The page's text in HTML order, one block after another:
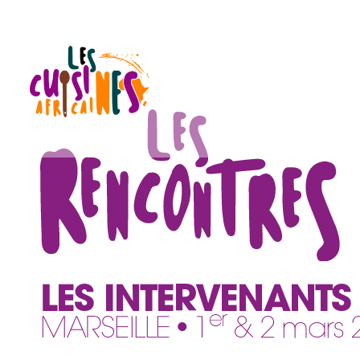
LES INTERVENANTS
MARSEILLE • 1 er& 2 mars